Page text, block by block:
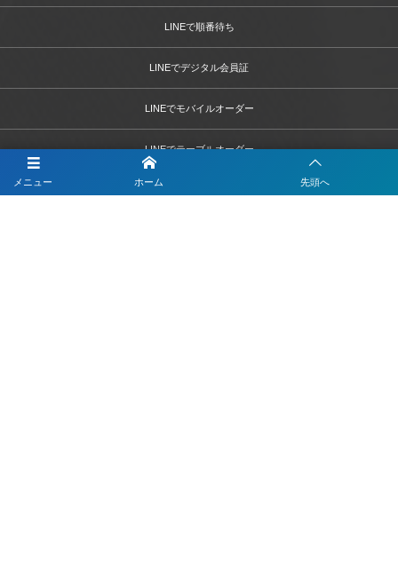
メニュー ホーム 先頭へ
LINEで順番待ち
LINEでデジタル会員証
LINEでモバイルオーダー
LINEでテーブルオーダー